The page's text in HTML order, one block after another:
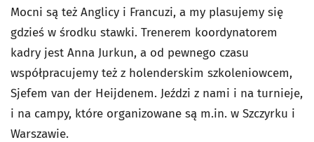
Mocni są też Anglicy i Francuzi, a my plasujemy się
gdzieś w środku stawki. Trenerem koordynatorem
kadry jest Anna Jurkun, a od pewnego czasu
współpracujemy też z holenderskim szkoleniowcem,
Sjefem van der Heijdenem. Jeździ z nami i na turnieje,
i na campy, które organizowane są m.in. w Szczyrku i
Warszawie.